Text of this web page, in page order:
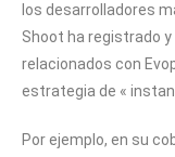
los desarrolladores
Shoot ha registrado
relacionados con
estrategia de «
Por ejemplo, en su